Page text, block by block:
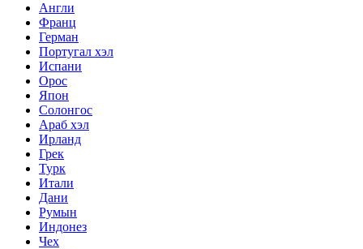
Англи
Франц
Герман
Португал хэл
Испани
Орос
Япон
Солонгос
Араб хэл
Ирланд
Грек
Турк
Итали
Дани
Румын
Индонез
Чех